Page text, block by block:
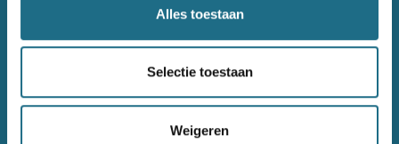
Alles toestaan
Selectie toestaan
Weigeren
+32(0)50 40 51 40
info@wandelsport.be